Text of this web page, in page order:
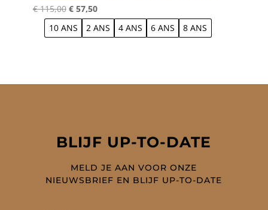
€115,00 Oorspronkelijke
prijs
was:
€57,50Huidige
prijs
is:
10 ANS 2 ANS 4 ANS 6 ANS 8 ANS
BLIJF UP-TO-DATE
MELD JE AAN VOOR ONZE
NIEUWSBRIEF EN BLIJF UP-TO-DATE